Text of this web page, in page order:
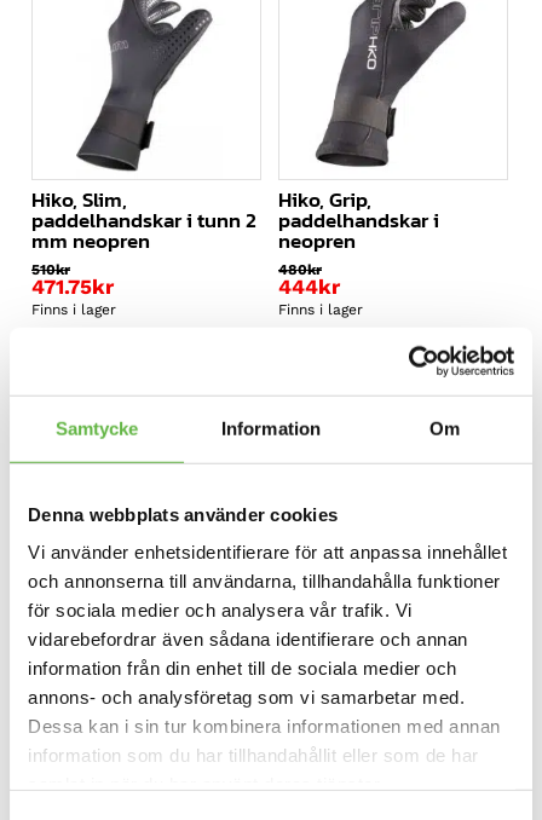
Samtycke Information Om
Denna webbplats använder cookies
Vi använder enhetsidentifierare för att anpassa innehållet
och annonserna till användarna, tillhandahålla funktioner
för sociala medier och analysera vår trafik. Vi
vidarebefordrar även sådana identifierare och annan
information från din enhet till de sociala medier och
annons- och analysföretag som vi samarbetar med.
Dessa kan i sin tur kombinera informationen med annan
information som du har tillhandahållit eller som de har
Hiko, Slim,
paddelhandskar i tunn 2
mm neopren
510kr
471.75kr
Finns i lager
Hiko, Grip,
paddelhandskar i
neopren
480kr
444kr
Finns i lager
Hiko, Contact, 1,5mm
neoprenskor
Betygsatt
av 5
480kr
Finns i lager
Hiko SLIM.5 Balaclava
434.75kr
REA!
Finns i lager
REA! REA!